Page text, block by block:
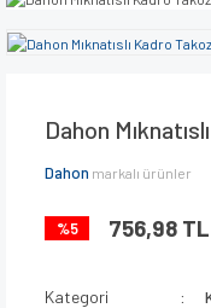
Dahon
Dahon markalı ürünler
%5 756,98 TL
Kategori